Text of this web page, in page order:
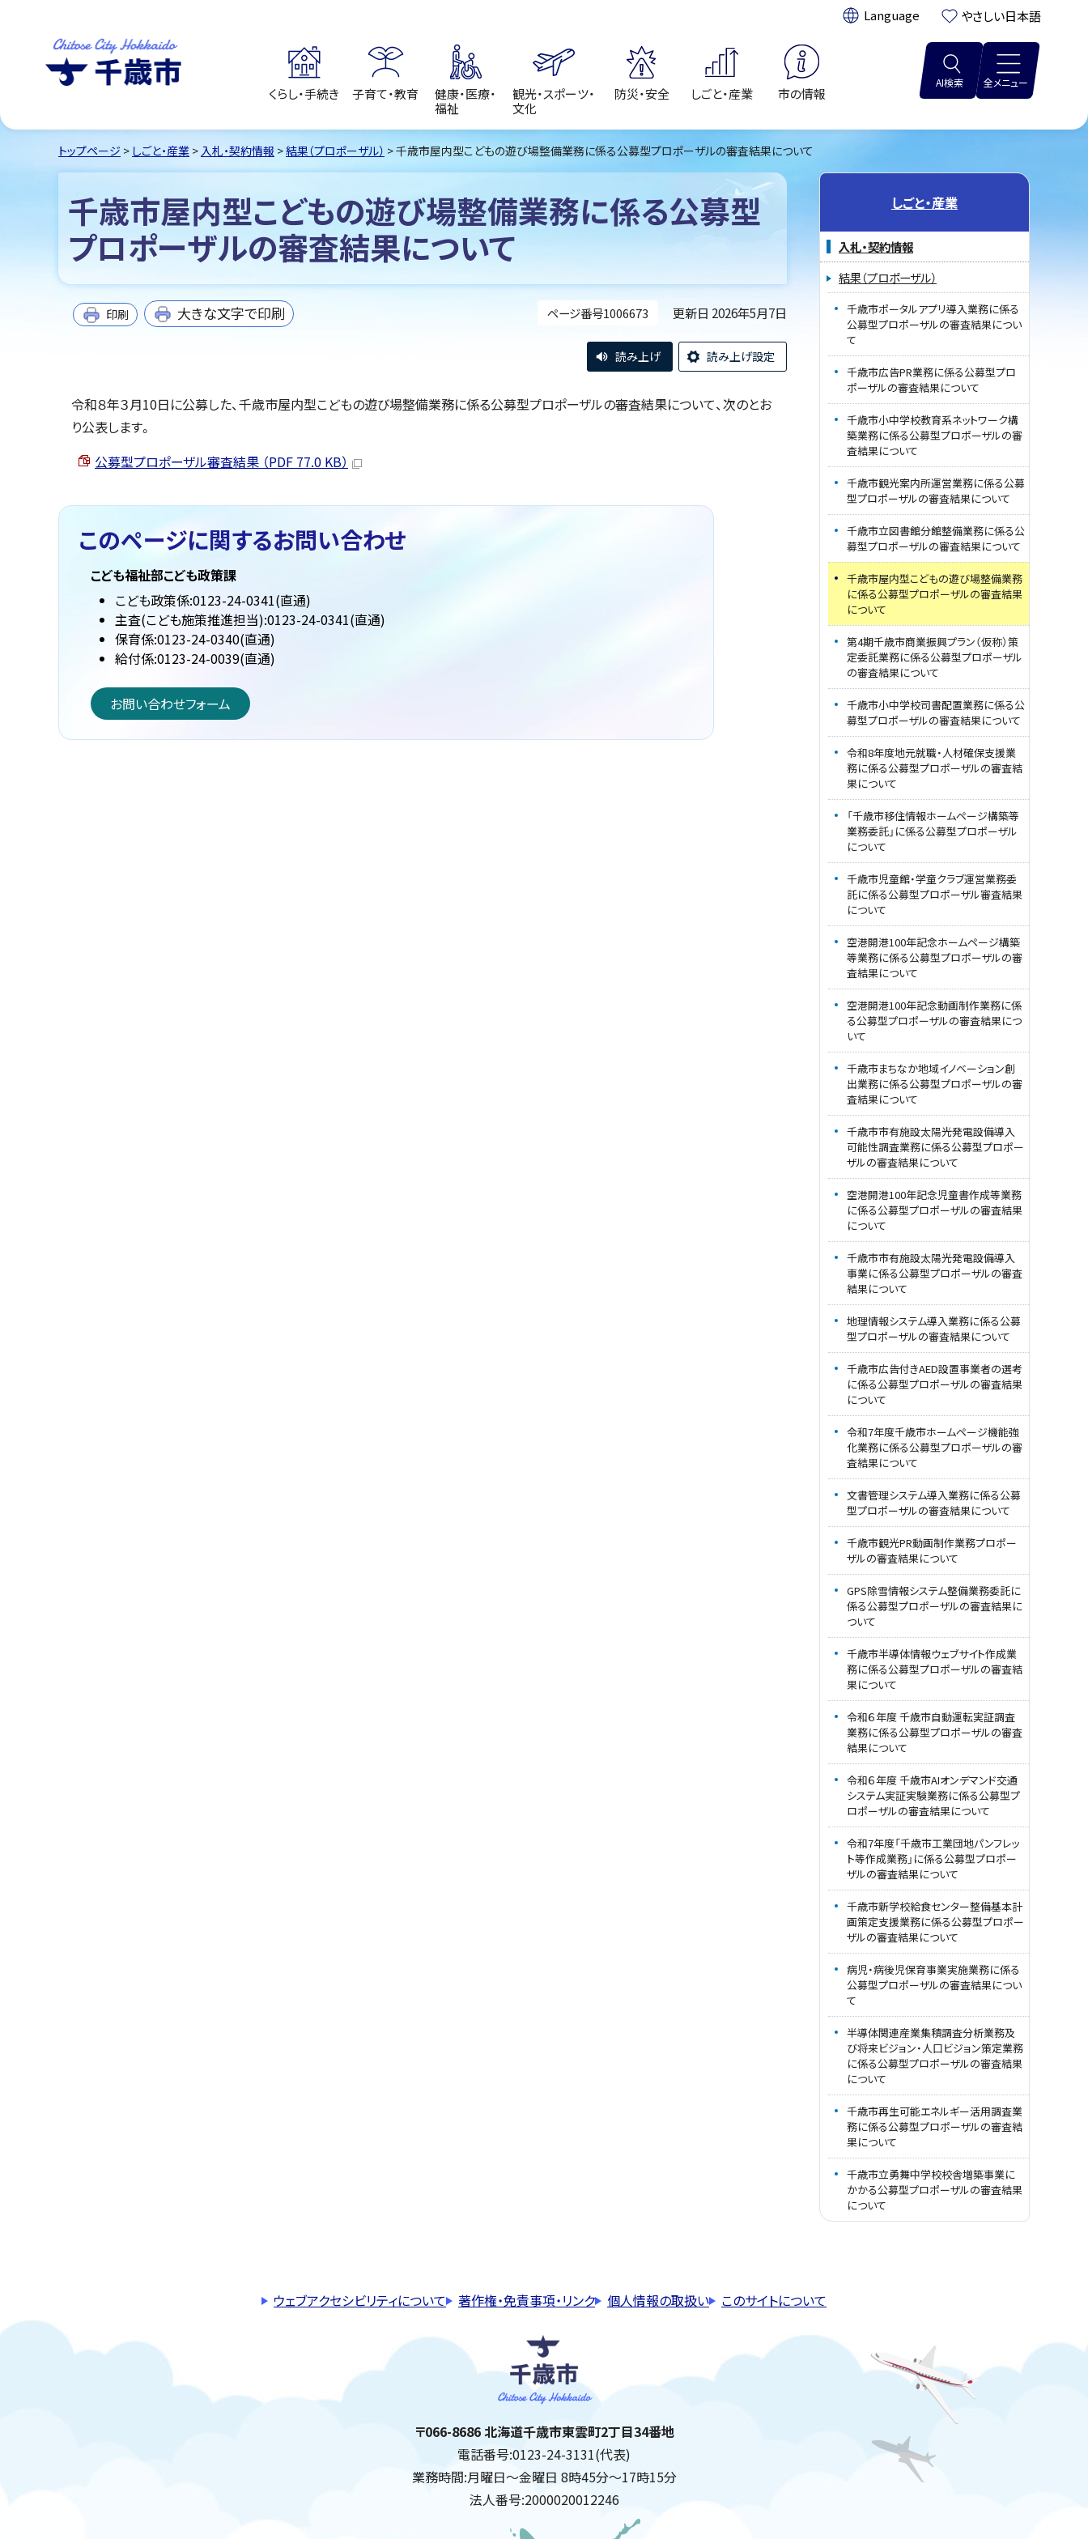
翻訳: やさしい日本語
くらし・手続き 子育て・教育
健康・医療・
福祉
観光・スポーツ・
文化
防災・安全 しごと・産業 市の情報
AI検索 全メニュー
トップページ > しごと・産業 >入札・契約情報 >結果（プロポーザル） > 千歳市屋内型こどもの遊び場整備業務に係る公募型プロポーザルの審査結果について
千歳市屋内型こどもの遊び場整備業務に係る公募型
プロポーザルの審査結果について
ページ番号1006673 更新日 2026年5月7日
印刷 大きな文字で印刷
読み上げ 読み上げ設定
令和８年３月10日に公募した、千歳市屋内型こどもの遊び場整備業務に係る公募型プロポーザルの審査結果について、次のとお
り公表します。
公募型プロポーザル審査結果 （PDF 77.0 KB）
このページに関するお問い合わせ
こども福祉部こども政策課
こども政策係:0123-24-0341(直通)
主査(こども施策推進担当):0123-24-0341(直通)
保育係:0123-24-0340(直通)
給付係:0123-24-0039(直通)
お問い合わせフォーム
しごと・産業
入札・契約情報
結果（プロポーザル）
千歳市ポータルアプリ導入業務に係る
公募型プロポーザルの審査結果につい
て
千歳市広告PR業務に係る公募型プロ
ポーザルの審査結果について
千歳市小中学校教育系ネットワーク構
築業務に係る公募型プロポーザルの審
査結果について
千歳市観光案内所運営業務に係る公募
型プロポーザルの審査結果について
千歳市立図書館分館整備業務に係る公
募型プロポーザルの審査結果について
千歳市屋内型こどもの遊び場整備業務
に係る公募型プロポーザルの審査結果
について
第4期千歳市商業振興プラン（仮称）策
定委託業務に係る公募型プロポーザル
の審査結果について
千歳市小中学校司書配置業務に係る公
募型プロポーザルの審査結果について
令和8年度地元就職・人材確保支援業
務に係る公募型プロポーザルの審査結
果について
「千歳市移住情報ホームページ構築等
業務委託」に係る公募型プロポーザル
について
千歳市児童館・学童クラブ運営業務委
託に係る公募型プロポーザル審査結果
について
空港開港100年記念ホームページ構築
等業務に係る公募型プロポーザルの審
査結果について
空港開港100年記念動画制作業務に係
る公募型プロポーザルの審査結果につ
いて
千歳市まちなか地域イノベーション創
出業務に係る公募型プロポーザルの審
査結果について
千歳市市有施設太陽光発電設備導入
可能性調査業務に係る公募型プロポー
ザルの審査結果について
空港開港100年記念児童書作成等業務
に係る公募型プロポーザルの審査結果
について
千歳市市有施設太陽光発電設備導入
事業に係る公募型プロポーザルの審査
結果について
地理情報システム導入業務に係る公募
型プロポーザルの審査結果について
千歳市広告付きAED設置事業者の選考
に係る公募型プロポーザルの審査結果
について
令和7年度千歳市ホームページ機能強
化業務に係る公募型プロポーザルの審
査結果について
文書管理システム導入業務に係る公募
型プロポーザルの審査結果について
千歳市観光PR動画制作業務プロポー
ザルの審査結果について
GPS除雪情報システム整備業務委託に
係る公募型プロポーザルの審査結果に
ついて
千歳市半導体情報ウェブサイト作成業
務に係る公募型プロポーザルの審査結
果について
令和６年度 千歳市自動運転実証調査
業務に係る公募型プロポーザルの審査
結果について
令和６年度 千歳市AIオンデマンド交通
システム実証実験業務に係る公募型プ
ロポーザルの審査結果について
令和7年度「千歳市工業団地パンフレッ
ト等作成業務」に係る公募型プロポー
ザルの審査結果について
千歳市新学校給食センター整備基本計
画策定支援業務に係る公募型プロポー
ザルの審査結果について
病児・病後児保育事業実施業務に係る
公募型プロポーザルの審査結果につい
て
半導体関連産業集積調査分析業務及
び将来ビジョン・人口ビジョン策定業務
に係る公募型プロポーザルの審査結果
について
千歳市再生可能エネルギー活用調査業
務に係る公募型プロポーザルの審査結
果について
千歳市立勇舞中学校校舎増築事業に
かかる公募型プロポーザルの審査結果
について
ウェブアクセシビリティについて 著作権・免責事項・リンク 個人情報の取扱い このサイトについて
千歳市
住所:
〒066-8686 北海道千歳市東雲町2丁目34番地
電話番号:0123-24-3131(代表)
業務時間:月曜日～金曜日 8時45分～17時15分
法人番号:2000020012246